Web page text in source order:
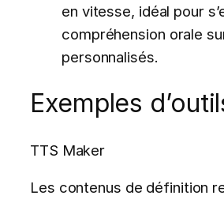
en vitesse, idéal pour
compréhension orale
personnalisés.
Exemples
TTS Maker
Les contenus de définition